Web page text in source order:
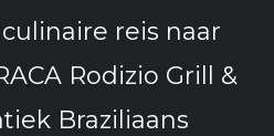
reis naar
Rodizio Grill &
Braziliaans